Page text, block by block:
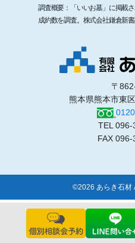
〒
熊本県熊本市東
TEL 096-
FAX
調査概要：「いいお墓」に掲載
成約数を調査。株式会社鎌倉新
©2026 あらき石材